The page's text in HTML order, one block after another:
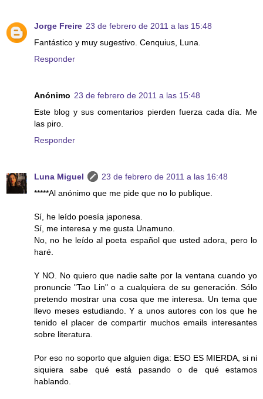
Jorge Freire 23 de febrero de 2011 a las 15:48
Fantástico y muy sugestivo. Cenquius, Luna.
Responder
Anónimo 23 de febrero de 2011 a las 15:48
Este blog y sus comentarios pierden fuerza cada día. Me
las piro.
Responder
Luna Miguel
23 de febrero de 2011 a las 16:48
*****Al anónimo que me pide que no lo publique.
Sí, he leído poesía japonesa.
Sí, me interesa y me gusta Unamuno.
No, no he leído al poeta español que usted adora, pero lo
haré.
Y NO. No quiero que nadie salte por la ventana cuando yo
pronuncie "Tao Lin" o a cualquiera de su generación. Sólo
pretendo mostrar una cosa que me interesa. Un tema que
llevo meses estudiando. Y a unos autores con los que he
tenido el placer de compartir muchos emails interesantes
sobre literatura.
Por eso no soporto que alguien diga: ESO ES MIERDA, si ni
siquiera sabe qué está pasando o de qué estamos
hablando.